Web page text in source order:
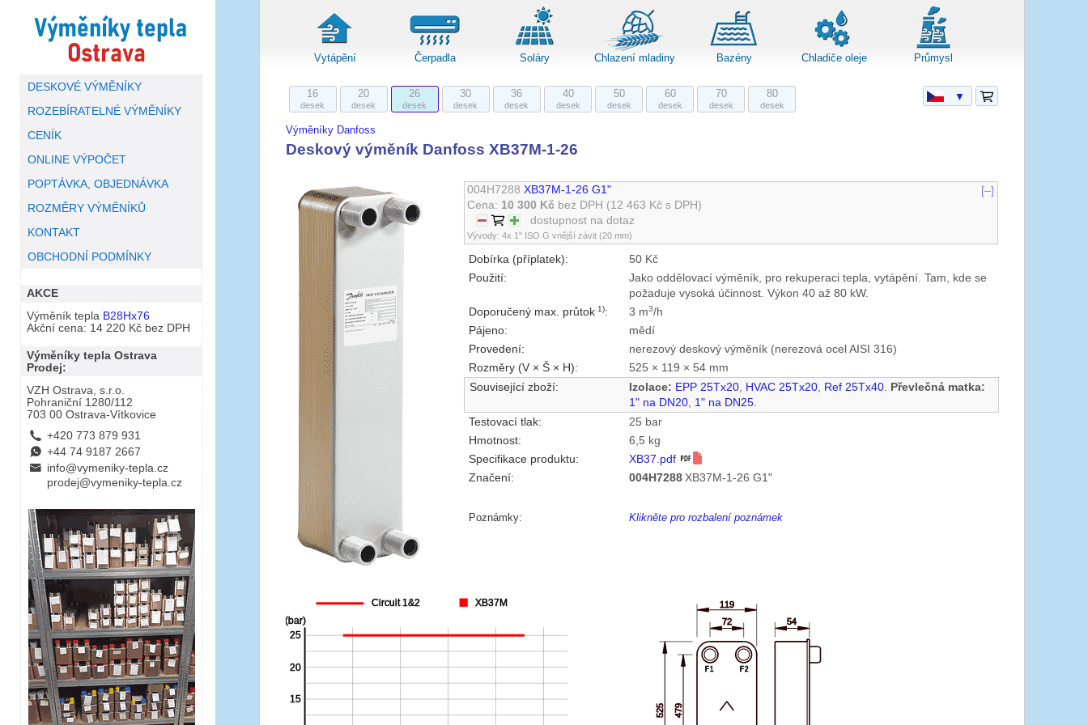
DESKOVÉ VÝMĚNÍKY
ROZEBÍRATELNÉ VÝMĚNÍKY
CENÍK
ONLINE VÝPOČET
POPTÁVKA, OBJEDNÁVKA
ROZMĚRY VÝMĚNÍKŮ
KONTAKT
OBCHODNÍ PODMÍNKY
AKCE
Výměník tepla B28Hx76
Akční cena: 14 220 Kč bez DPH
Výměníky tepla Ostrava
Prodej:
VZH Ostrava, s.r.o.
Pohraniční 1280/112
703 00 Ostrava-Vítkovice
L +420 773 879 931
E +44 74 9187 2667
B info@vymeniky-tepla.cz
prodej@vymeniky-tepla.cz
Vytápění Čerpadla Soláry Chlazení mladiny Bazény Chladiče oleje Průmysl
16
desek
20
desek
26
desek
30
desek
36
desek
40
desek
50
desek
60
desek
70
desek
80
desek
Výměníky Danfoss
Deskový výměník Danfoss XB37M-1-26
004H7288 XB37M-1-26 G1"
[–]
Cena: 10 300 Kčbez DPH (12 463 Kč s DPH)
dostupnost na dotaz
Vývody: 4x 1" ISO G vnější závit (20 mm)
Dobírka (příplatek):
50 Kč
Použití:
Jako oddělovací výměník, pro rekuperaci tepla, vytápění. Tam, kde se
požaduje vysoká účinnost. Výkon 40 až 80 kW.
Doporučený max. průtok 1): 3 m3/h
Pájeno:
mědí
Provedení:
nerezový deskový výměník (nerezová ocel AISI 316)
Rozměry (V × Š × H):
525 × 119 × 54 mm
Související zboží:
Izolace: EPP 25Tx20, HVAC 25Tx20, Ref 25Tx40. Převlečná matka:
1" na DN20, 1" na DN25.
Testovací tlak:
25 bar
Hmotnost:
6,5 kg
Specifikace produktu:
XB37.pdf
Značení:
004H7288 XB37M-1-26 G1"
Poznámky: Klikněte pro rozbalení poznámek
▼